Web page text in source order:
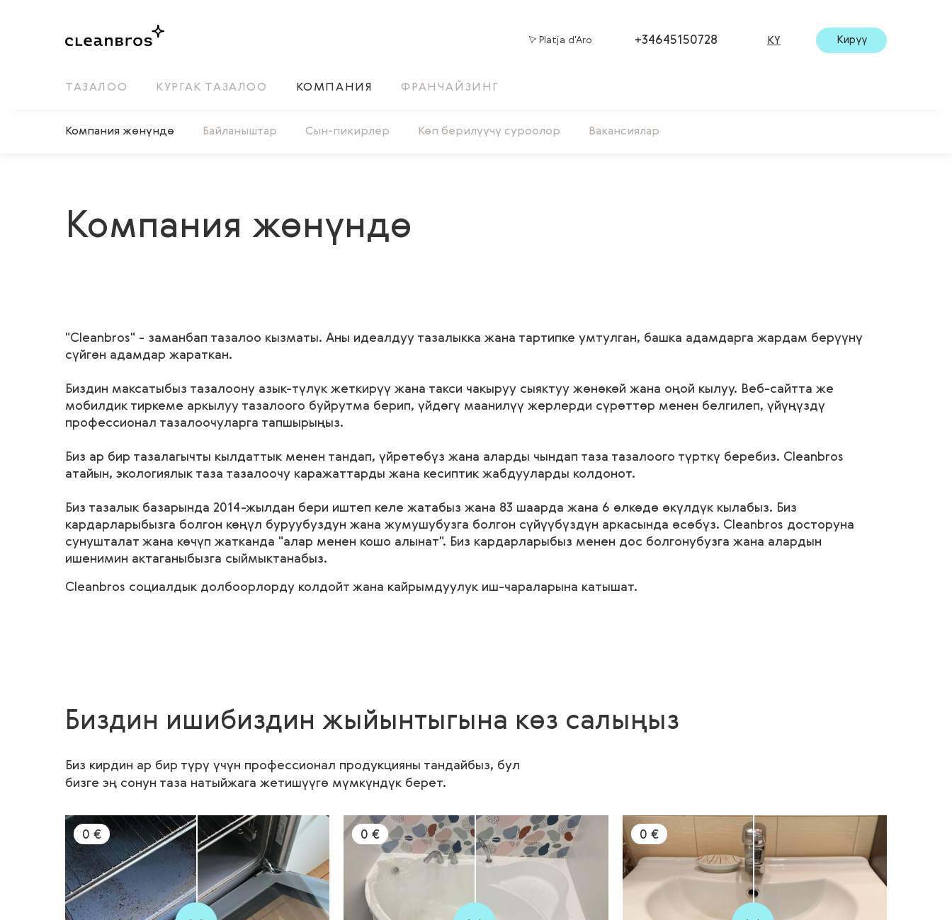
Platja d'Aro +34645150728 KY Кирүү
ТАЗАЛОО КУРГАК ТАЗАЛОО КОМПАНИЯ ФРАНЧАЙЗИНГ
Компания жөнүндө Байланыштар Сын-пикирлер Көп берилүүчү суроолор Вакансиялар
Компания жөнүндө
"Cleanbros" - заманбап тазалоо кызматы. Аны идеалдуу тазалыкка жана тартипке умтулган, башка адамдарга жардам берүүнү
сүйгөн адамдар жараткан.
Биздин максатыбыз тазалоону азык-түлүк жеткирүү жана такси чакыруу сыяктуу жөнөкөй жана оңой кылуу. Веб-сайтта же
мобилдик тиркеме аркылуу тазалоого буйрутма берип, үйдөгү маанилүү жерлерди сүрөттөр менен белгилеп, үйүңүздү
профессионал тазалоочуларга тапшырыңыз.
Биз ар бир тазалагычты кылдаттык менен тандап, үйрөтөбүз жана аларды чындап таза тазалоого түрткү беребиз. Cleanbros
атайын, экологиялык таза тазалоочу каражаттарды жана кесиптик жабдууларды колдонот.
Биз тазалык базарында 2014-жылдан бери иштеп келе жатабыз жана 83 шаарда жана 6 өлкөдө өкүлдүк кылабыз. Биз
кардарларыбызга болгон көңүл буруубуздун жана жумушубузга болгон сүйүүбүздүн аркасында өсөбүз. Cleanbros досторуна
сунушталат жана көчүп жатканда "алар менен кошо алынат". Биз кардарларыбыз менен дос болгонубузга жана алардын
ишенимин актаганыбызга сыймыктанабыз.
Cleanbros социалдык долбоорлорду колдойт жана кайрымдуулук иш-чараларына катышат.
Биздин ишибиздин жыйынтыгына көз салыңыз
Биз кирдин ар бир түрү үчүн профессионал продукцияны тандайбыз, бул
бизге эң сонун таза натыйжага жетишүүгө мүмкүндүк берет.
0 € 0 € 0 €